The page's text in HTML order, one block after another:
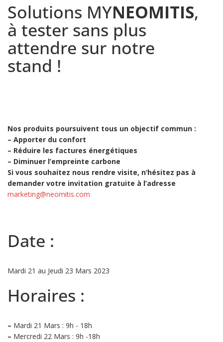
Solutions MYNEOMITIS,
à tester sans plus
attendre sur notre
stand !
Nos produits poursuivent tous un objectif commun :
– Apporter du confort
– Réduire les factures énergétiques
– Diminuer l’empreinte carbone
Si vous souhaitez nous rendre visite, n’hésitez pas à
demander votre invitation gratuite à l’adresse
marketing@neomitis.com
Date :
Mardi 21 au Jeudi 23 Mars 2023
Horaires :
– Mardi 21 Mars : 9h - 18h
– Mercredi 22 Mars : 9h -18h